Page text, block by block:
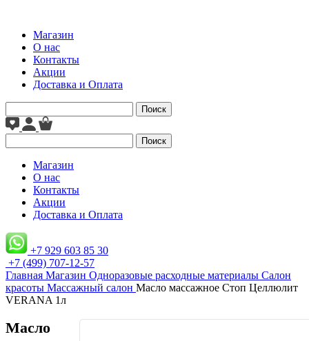
Магазин
О нас
Контакты
Акции
Доставка и Оплата
Поиск
Поиск
Магазин
О нас
Контакты
Акции
Доставка и Оплата
+7 929 603 85 30
+7 (499) 707-12-57
Главная Магазин Одноразовые расходные материалы Салон
красоты Массажный салон Масло массажное Стоп Целлюлит
VERANA 1л
Масло